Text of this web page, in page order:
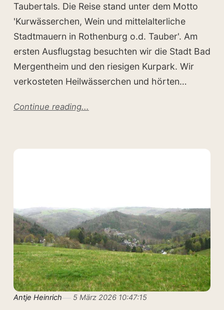
Taubertals. Die Reise stand unter dem Motto
'Kurwässerchen, Wein und mittelalterliche
Stadtmauern in Rothenburg o.d. Tauber'. Am
ersten Ausflugstag besuchten wir die Stadt Bad
Mergentheim und den riesigen Kurpark. Wir
verkosteten Heilwässerchen und hörten…
Continue reading...
Antje Heinrich 5 März 2026 10:47:15